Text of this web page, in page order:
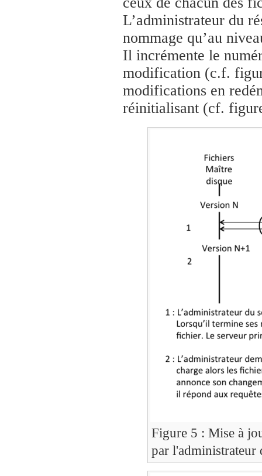
L’administrateur du
nommage qu’au
Il incrémente le
modification (c.f.
modifications en
réinitialisant (cf.
Figure 5 : Mise à
par l'administrateur